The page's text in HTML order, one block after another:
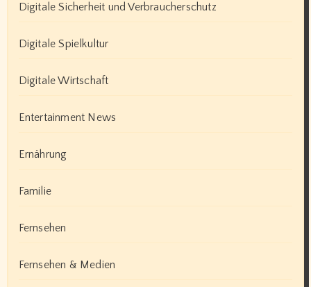
Digitale Sicherheit und Verbraucherschutz
Digitale Spielkultur
Digitale Wirtschaft
Entertainment News
Ernährung
Familie
Fernsehen
Fernsehen & Medien